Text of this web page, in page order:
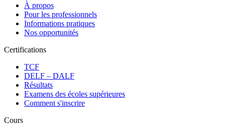
À propos
Pour les professionnels
Informations pratiques
Nos opportunités
Certifications
TCF
DELF – DALF
Résultats
Examens des écoles supérieures
Comment s'inscrire
Cours